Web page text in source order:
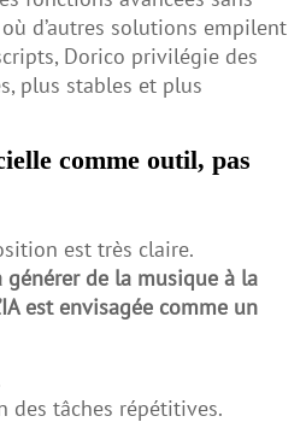
d’autres solutions empilent
Dorico privilégie des
plus stables et plus
comme outil, pas
est très claire.
générer de la musique à la
est envisagée comme un
des tâches répétitives.